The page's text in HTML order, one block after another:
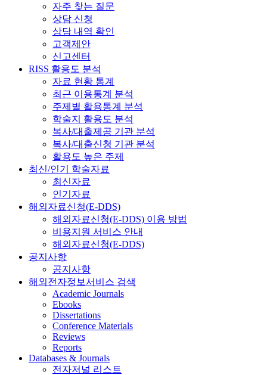
자주 찾는 질문
상담 신청
상담 내역 확인
고객제안
신고센터
RISS 활용도 분석
자료 현황 통계
최근 이용통계 분석
주제별 활용통계 분석
학술지 활용도 분석
복사/대출제공 기관 분석
복사/대출신청 기관 분석
활용도 높은 주제
최신/인기 학술자료
최신자료
인기자료
해외자료신청(E-DDS)
해외자료신청(E-DDS) 이용 방법
비용지원 서비스 안내
해외자료신청(E-DDS)
공지사항
공지사항
해외전자정보서비스 검색
Academic Journals
Ebooks
Dissertations
Conference Materials
Reviews
Reports
Databases & Journals
전자저널 리스트